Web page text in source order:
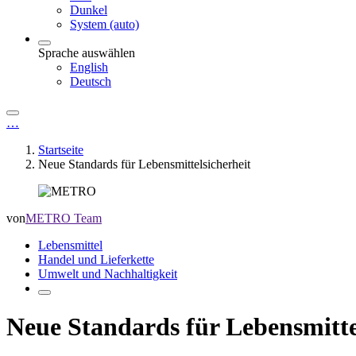
Dunkel
System (auto)
Sprache auswählen
English
Deutsch
…
Startseite
Neue Standards für Lebensmittelsicherheit
vonMETRO Team
Lebensmittel
Handel und Lieferkette
Umwelt und Nachhaltigkeit
Neue Standards für